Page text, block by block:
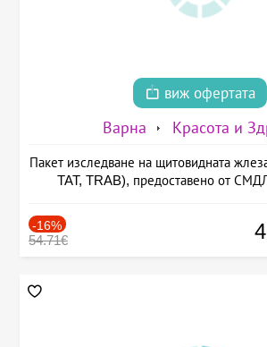
виж офертата
Варна Красота и
Пакет изследване на щитовидната
TAT, TRAB), предоставено от
-16%
54.71€